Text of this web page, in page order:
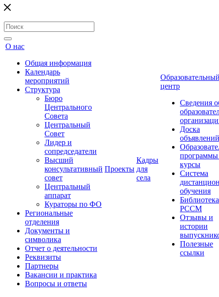
О нас
Общая информация
Календарь
мероприятий
Структура
Бюро
Центрального
Совета
Центральный
Совет
Лидер и
сопредседатели
Высший
консультативный
совет
Центральный
аппарат
Кураторы по ФО
Региональные
отделения
Документы и
символика
Отчет о деятельности
Реквизиты
Партнеры
Вакансии и практика
Вопросы и ответы
Проекты
Кадры
для
села
центр
Сведения
Доска
объявлений
курсы
Система
обучения
Библиотека
РССМ
Отзывы и
истории
Полезные
ссылки